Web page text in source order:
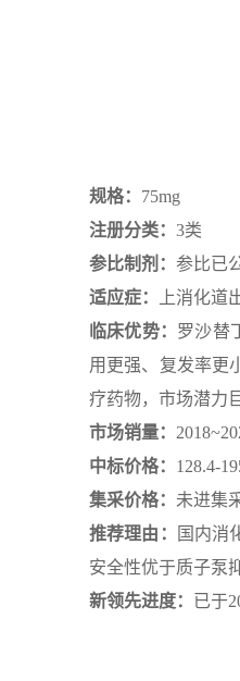
规格： 75mg
注册分类： 3类
参比制剂： 参比已
适应症：
上消化道
临床优势： 罗沙替
用更强、复发率更
疗药物，市场潜力
市场销量：
中标价格： 128.4-
集采价格： 未进集
推荐理由：
国内消
安全性优于质子泵
新领先进度：
已于